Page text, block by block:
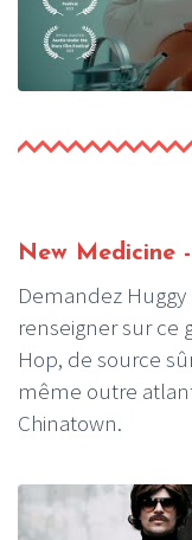
New Medicine
Demandez
renseigner sur ce
Hop, de source
même outre
Chinatown.